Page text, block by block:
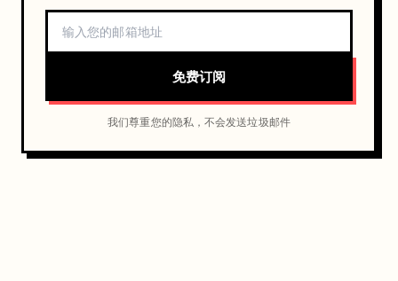
免费订阅
我们尊重您的隐私，不会发送垃圾邮件